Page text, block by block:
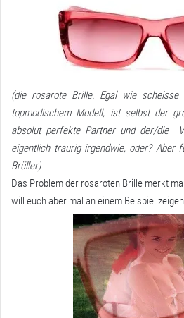
(die rosarote Brille. Egal wie
topmodischem Modell, ist selbst der
absolut perfekte Partner und der/die
eigentlich traurig irgendwie, oder? Aber
Brüller)
Das Problem der rosaroten Brille merkt
will euch aber mal an einem Beispiel